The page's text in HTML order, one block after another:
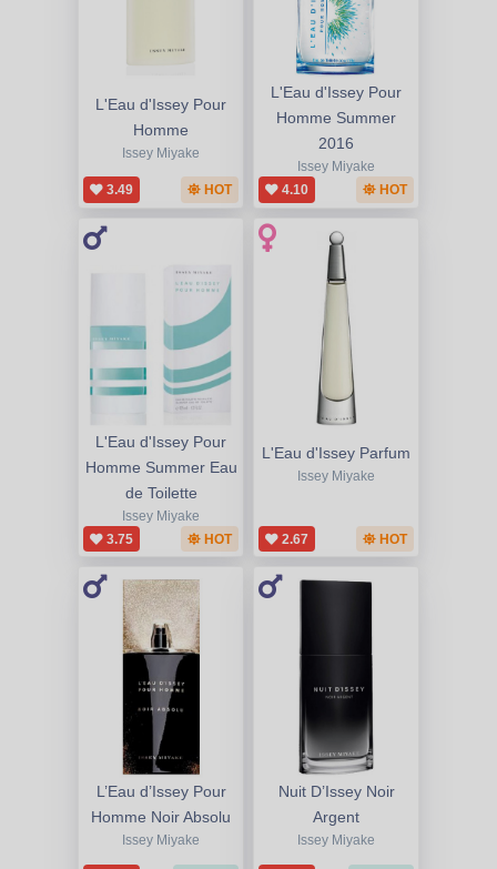
L'Eau d'Issey Pour
Homme
Issey Miyake
3.49 HOT
L'Eau d'Issey Pour
Homme Summer
2016
Issey Miyake
4.10
HOT
L'Eau d'Issey Pour
Homme Summer Eau
de Toilette
Issey Miyake
3.75
HOT
L'Eau d'Issey Parfum
Issey Miyake
2.67 HOT
L’Eau d’Issey Pour
Homme Noir Absolu
Issey Miyake
Nuit D’Issey Noir
Argent
Issey Miyake